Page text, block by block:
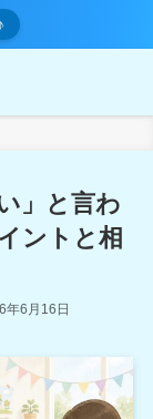
」と言わ
ントと相
年6月16日